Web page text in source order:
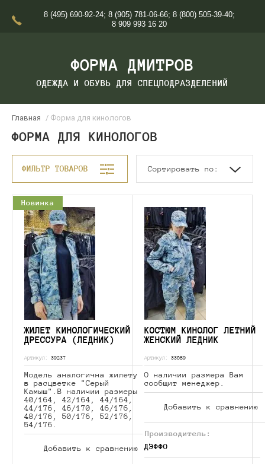
8 (495) 690-92-24; 8 (905) 781-06-66; 8 (800) 505-39-40;
8 909 993 16 20
ФОРМА ДМИТРОВ
ОДЕЖДА И ОБУВЬ ДЛЯ СПЕЦПОДРАЗДЕЛЕНИЙ
Главная / Форма для кинологов
ФОРМА ДЛЯ КИНОЛОГОВ
ФИЛЬТР ТОВАРОВ Сортировать по:
Новинка
ЖИЛЕТ КИНОЛОГИЧЕСКИЙ
ДРЕССУРА (ЛЕДНИК)
Артикул: 39237
Модель аналогична жилету
в расцветке "Серый
Камыш".В наличии размеры
40/164, 42/164, 44/164,
44/176, 46/170, 46/176,
48/176, 50/176, 52/176,
54/176.
Добавить к сравнению
КОСТЮМ КИНОЛОГ ЛЕТНИЙ
ЖЕНСКИЙ ЛЕДНИК
Артикул: 33689
О наличии размера Вам
сообщит менеджер.
Добавить к сравнению
Производитель:
ДЭФФО